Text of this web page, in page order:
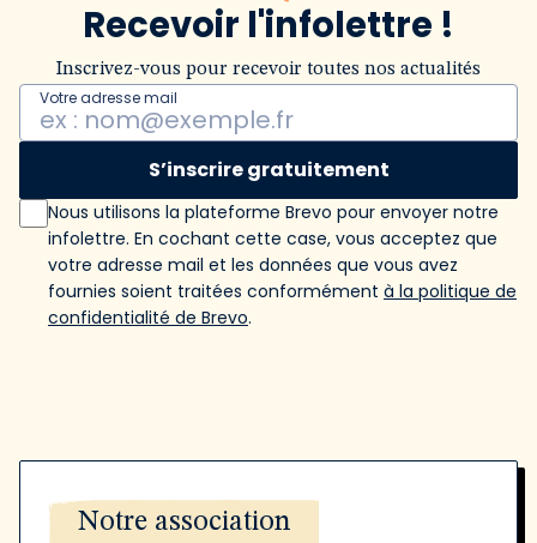
Recevoir l'infolettre !
Inscrivez-vous pour recevoir toutes nos actualités
Votre adresse mail
S’inscrire gratuitement
Nous utilisons la plateforme Brevo pour envoyer notre
infolettre. En cochant cette case, vous acceptez que
votre adresse mail et les données que vous avez
fournies soient traitées conformément à la politique de
confidentialité de Brevo.
Notre association